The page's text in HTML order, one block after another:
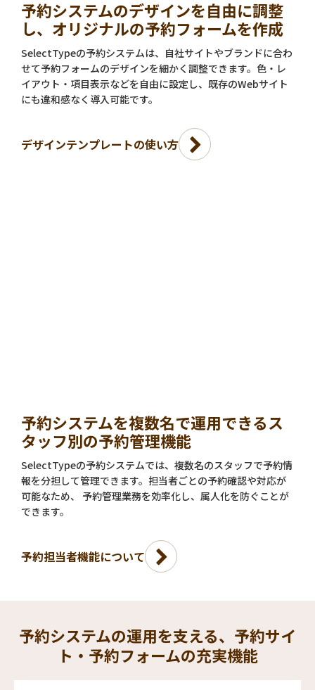
予約システムのデザインを自由に調整
し、オリジナルの予約フォームを作成
SelectTypeの予約システムは、自社サイトやブランドに合わ
せて予約フォームのデザインを細かく調整できます。色・レ
イアウト・項目表示などを自由に設定し、既存のWebサイト
にも違和感なく導入可能です。
デザインテンプレートの使い方
予約システムを複数名で運用できるス
タッフ別の予約管理機能
SelectTypeの予約システムでは、複数名のスタッフで予約情
報を分担して管理できます。担当者ごとの予約確認や対応が
可能なため、 予約管理業務を効率化し、属人化を防ぐことが
できます。
予約担当者機能について
予約システムの運用を支える、予約サイ
ト・予約フォームの充実機能